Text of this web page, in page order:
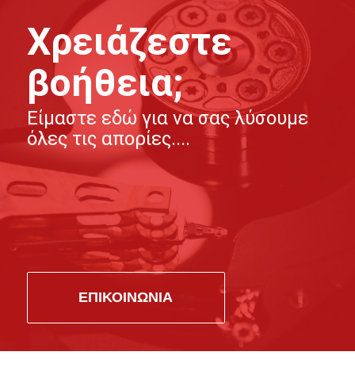
Χρειάζεστε
βοήθεια;
Είμαστε εδώ για να σας λύσουμε
όλες τις απορίες....
ΕΠΙΚΟΙΝΩΝΙΑ